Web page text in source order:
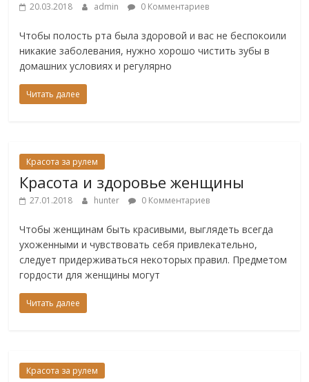
20.03.2018 admin 0 Комментариев
Чтобы полость рта была здоровой и вас не беспокоили
никакие заболевания, нужно хорошо чистить зубы в
домашних условиях и регулярно
Читать далее
Красота за рулем
Красота и здоровье женщины
27.01.2018 hunter 0 Комментариев
Чтобы женщинам быть красивыми, выглядеть всегда
ухоженными и чувствовать себя привлекательно,
следует придерживаться некоторых правил. Предметом
гордости для женщины могут
Читать далее
Красота за рулем